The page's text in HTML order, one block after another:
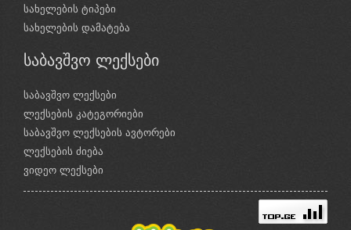
სახელების ტიპები
სახელების დამატება
საბავშვო ლექსები
საბავშვო ლექსები
ლექსების კატეგორიები
საბავშვო ლექსების ავტორები
ლექსების ძიება
ვიდეო ლექსები